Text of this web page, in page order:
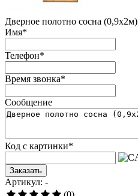
Дверное полотно сосна (0,9х2м)
Имя*
Телефон*
Время звонка*
Сообщение
Код с картинки*
Заказать
Артикул: -